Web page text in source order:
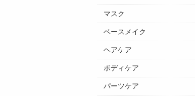
マスク
ベースメイク
ヘアケア
ボディケア
パーツケア